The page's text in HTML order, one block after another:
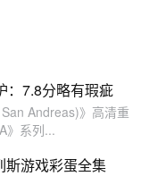
：7.8分略有瑕疵
Andreas)》高清重
》系列...
游戏彩蛋全集